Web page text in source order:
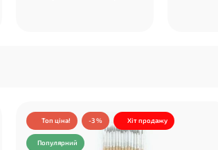
Топ ціна! -3 % Хіт продажу
Популярний